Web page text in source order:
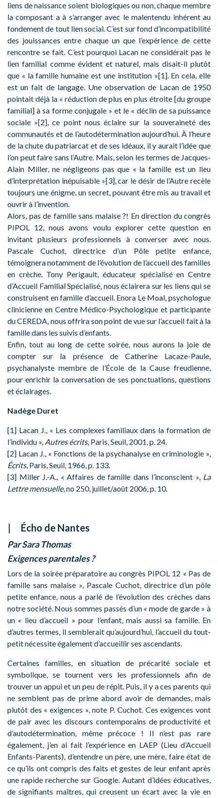
liens de naissance soient biologiques ou non, chaque membre
la composant a à s’arranger avec le malentendu inhérent au
fondement de tout lien social. C’est sur fond d’incompatibilité
des jouissances entre chaque un que l’expérience de cette
rencontre se fait. C’est pourquoi Lacan ne considérait pas le
lien familial comme évident et naturel, mais disait-il plutôt
que « la famille humaine est une institution »[1]. En cela, elle
est un fait de langage. Une observation de Lacan de 1950
pointait déjà la « réduction de plus en plus étroite [du groupe
familial] à sa forme conjugale » et le « déclin de sa puissance
sociale »[2], ce point nous éclaire sur la souveraineté des
communautés et de l’autodétermination aujourd’hui. À l’heure
de la chute du patriarcat et de ses idéaux, il y aurait l’idée que
l’on peut faire sans l’Autre. Mais, selon les termes de Jacques-
Alain Miller, ne négligeons pas que « la famille est un lieu
d’interprétation inépuisable »[3], car le désir de l’Autre recèle
toujours une énigme, un secret, pouvant être mis au travail et
ouvrir à l’invention.
Alors, pas de famille sans malaise ?! En direction du congrès
PIPOL 12, nous avons voulu explorer cette question en
invitant plusieurs professionnels à converser avec nous.
Pascale Cuchot, directrice d’un Pôle petite enfance,
témoignera notamment de l’évolution de l’accueil des familles
en crèche. Tony Perigault, éducateur spécialisé en Centre
d’Accueil Familial Spécialisé, nous éclairera sur les liens qui se
construisent en famille d’accueil. Enora Le Moal, psychologue
clinicienne en Centre Médico-Psychologique et participante
du CEREDA, nous offrira son point de vue sur l’accueil fait à la
famille dans les suivis d’enfants.
Enfin, tout au long de cette soirée, nous aurons la joie de
compter sur la présence de Catherine Lacaze-Paule,
psychanalyste membre de l’École de la Cause freudienne,
pour enrichir la conversation de ses ponctuations, questions
et éclairages.
Nadège Duret
[1] Lacan J., « Les complexes familiaux dans la formation de
l’individu », Autres écrits, Paris, Seuil, 2001, p. 24.
[2] Lacan J., « Fonctions de la psychanalyse en criminologie »,
Écrits, Paris, Seuil, 1966, p. 133.
[3] Miller J.-A., « Affaires de famille dans l’inconscient », La
Lettre mensuelle, no 250, juillet/août 2006, p. 10.
Écho de Nantes
Par Sara Thomas
Exigences parentales ?
Lors de la soirée préparatoire au congrès PIPOL 12 « Pas de
famille sans malaise », Pascale Cuchot, directrice d’un pôle
petite enfance, nous a parlé de l’évolution des crèches dans
notre société. Nous sommes passés d’un « mode de garde » à
un « lieu d’accueil » pour l’enfant, mais aussi sa famille. En
d’autres termes, il semblerait qu’aujourd’hui, l’accueil du tout-
petit nécessite également d’accueillir ses ascendants.
Certaines familles, en situation de précarité sociale et
symbolique, se tournent vers les professionnels afin de
trouver un appui et un peu de répit. Puis, il y a ces parents qui
ne semblent pas de prime abord avoir de demandes, mais
plutôt des « exigences », note P. Cuchot. Ces exigences vont
de pair avec les discours contemporains de productivité et
d’autodétermination, même précoce ! Il n’est pas rare
également, j’en ai fait l’expérience en LAEP (Lieu d’Accueil
Enfants-Parents), d’entendre un père, une mère, faire état de
ce qu’ils ont compris des faits et gestes de leur enfant après
une rapide recherche sur Google. Autant d’idées éducatives,
de signifiants maîtres, qui creusent un écart avec la vie en